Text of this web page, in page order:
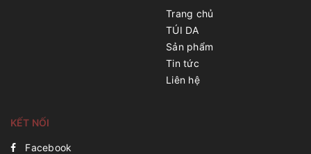
Trang chủ
TÚI DA
Sản phẩm
Tin tức
Liên hệ
KẾT NỐI
Facebook